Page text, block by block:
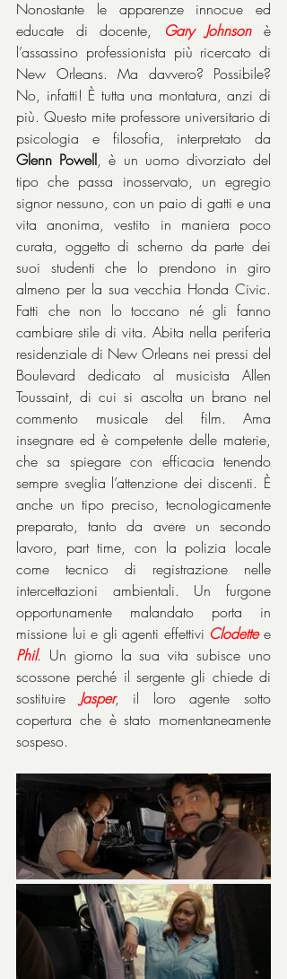
Nonostante le apparenze innocue ed
educate di docente, Gary Johnson è
l’assassino professionista più ricercato di
New Orleans. Ma davvero? Possibile?
No, infatti! È tutta una montatura, anzi di
più. Questo mite professore universitario di
Glenn Powell, è un uomo divorziato del
tipo che passa inosservato, un egregio
signor nessuno, con un paio di gatti e una
vita anonima, vestito in maniera poco
curata, oggetto di scherno da parte dei
suoi studenti che lo prendono in giro
almeno per la sua vecchia Honda Civic.
Fatti che non lo toccano né gli fanno
cambiare stile di vita. Abita nella periferia
residenziale di New Orleans nei pressi del
Boulevard dedicato al musicista Allen
Toussaint, di cui si ascolta un brano nel
commento musicale del film. Ama
insegnare ed è competente delle materie,
che sa spiegare con efficacia tenendo
sempre sveglia l’attenzione dei discenti. È
anche un tipo preciso, tecnologicamente
preparato, tanto da avere un secondo
lavoro, part time, con la polizia locale
come tecnico di registrazione nelle
intercettazioni ambientali. Un furgone
opportunamente malandato porta in
missione lui e gli agenti effettivi Clodette
Phil. Un giorno la sua vita subisce uno
scossone perché il sergente gli chiede di
sostituire Jasper, il loro agente sotto
copertura che è stato momentaneamente
sospeso.